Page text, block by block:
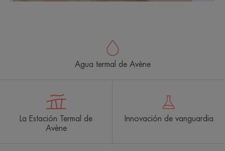
Agua termal de Avène
La Estación Termal de
Avène
Innovación de vanguardia